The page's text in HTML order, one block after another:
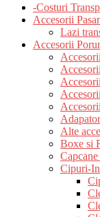
-Costuri
Accesorii
Lazi
Accesorii
Alte
Boxe si
Cipuri-